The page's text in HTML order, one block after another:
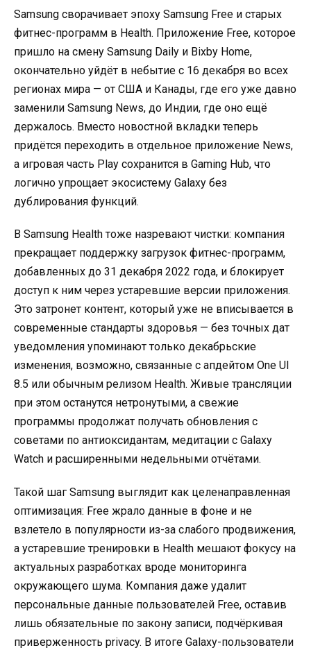
Samsung сворачивает эпоху Samsung Free и старых
фитнес-программ в Health. Приложение Free, которое
пришло на смену Samsung Daily и Bixby Home,
окончательно уйдёт в небытие с 16 декабря во всех
регионах мира — от США и Канады, где его уже давно
заменили Samsung News, до Индии, где оно ещё
держалось. Вместо новостной вкладки теперь
придётся переходить в отдельное приложение News,
а игровая часть Play сохранится в Gaming Hub, что
логично упрощает экосистему Galaxy без
дублирования функций.
В Samsung Health тоже назревают чистки: компания
прекращает поддержку загрузок фитнес-программ,
добавленных до 31 декабря 2022 года, и блокирует
доступ к ним через устаревшие версии приложения.
Это затронет контент, который уже не вписывается в
современные стандарты здоровья — без точных дат
уведомления упоминают только декабрьские
изменения, возможно, связанные с апдейтом One UI
8.5 или обычным релизом Health. Живые трансляции
при этом останутся нетронутыми, а свежие
программы продолжат получать обновления с
советами по антиоксидантам, медитации с Galaxy
Watch и расширенными недельными отчётами.
Такой шаг Samsung выглядит как целенаправленная
оптимизация: Free жрало данные в фоне и не
взлетело в популярности из-за слабого продвижения,
а устаревшие тренировки в Health мешают фокусу на
актуальных разработках вроде мониторинга
окружающего шума. Компания даже удалит
персональные данные пользователей Free, оставив
лишь обязательные по закону записи, подчёркивая
приверженность privacy. В итоге Galaxy-пользователи